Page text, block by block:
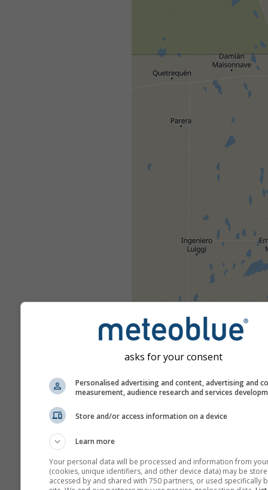
asks for your consent
Personalised advertising and content, advertising and
measurement, audience research and services
Store and/or access information on a device
Learn more
Your personal data will be processed and information from
(cookies, unique identifiers, and other device data) may be
accessed by and shared with 750 partners, or used specifically